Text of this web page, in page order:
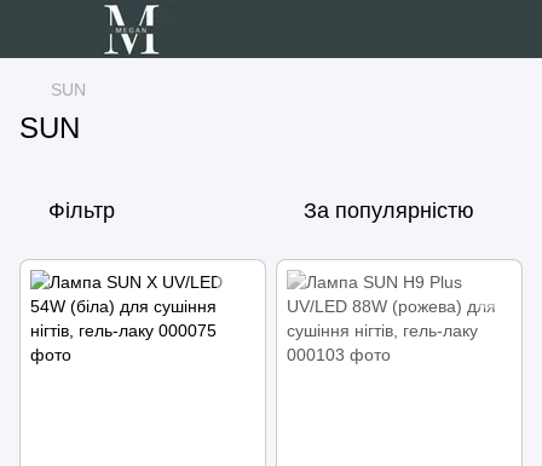
SUN
SUN
Фільтр За популярністю